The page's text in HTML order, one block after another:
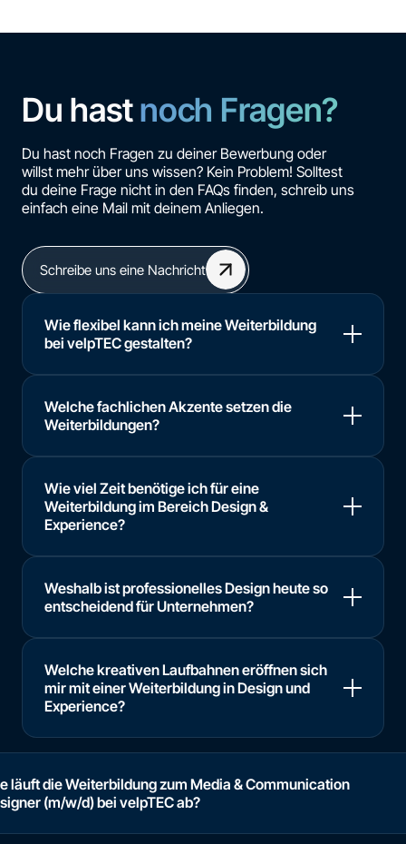
Du hastnoch Fragen?
Du hast noch Fragen zu deiner Bewerbung oder
willst mehr über uns wissen? Kein Problem! Solltest
du deine Frage nicht in den FAQs finden, schreib uns
einfach eine Mail mit deinem Anliegen.
Schreibe uns eine Nachricht
Wie flexibel kann ich meine Weiterbildung
bei velpTEC gestalten?
Welche fachlichen Akzente setzen die
Weiterbildungen?
Wie viel Zeit benötige ich für eine
Weiterbildung im Bereich Design &
Experience?
Weshalb ist professionelles Design heute so
entscheidend für Unternehmen?
Welche kreativen Laufbahnen eröffnen sich
mir mit einer Weiterbildung in Design und
Experience?
läuft die Weiterbildung zum Media & Communication
(m/w/d) bei velpTEC ab?